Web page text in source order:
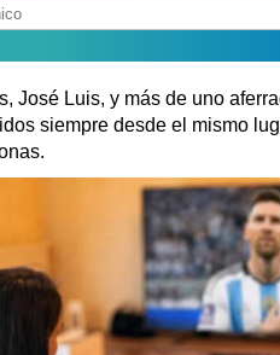
José Luis, y más de uno
siempre desde el mismo